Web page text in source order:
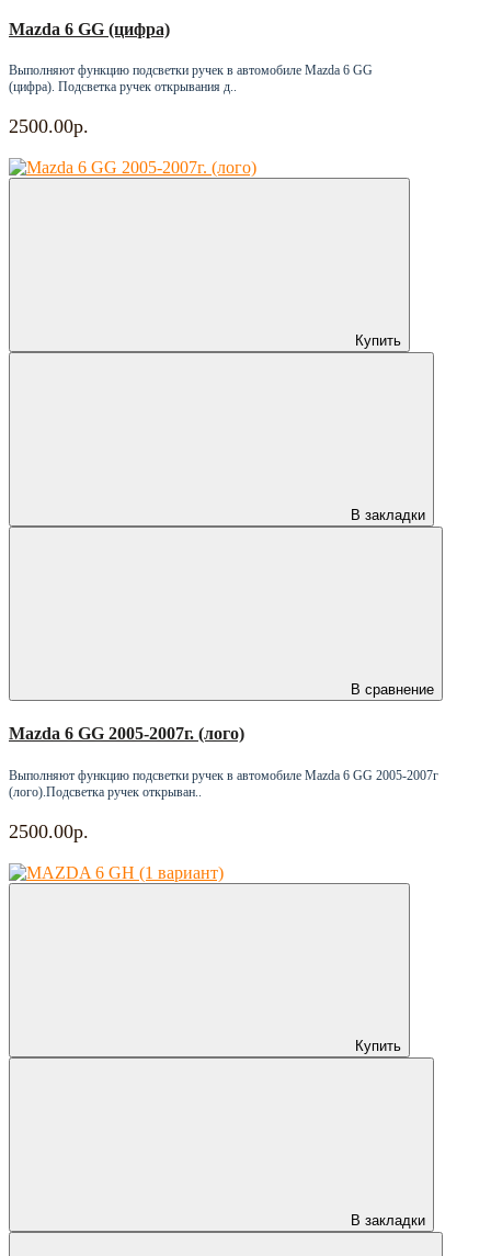
Mazda 6 GG (цифра)
Выполняют функцию подсветки ручек в автомобиле Mazda 6 GG
(цифра). Подсветка ручек открывания д..
2500.00р.
Купить
В закладки
В сравнение
Mazda 6 GG 2005-2007г. (лого)
Выполняют функцию подсветки ручек в автомобиле Mazda 6 GG 2005-2007г
(лого).Подсветка ручек открыван..
2500.00р.
Купить
В закладки